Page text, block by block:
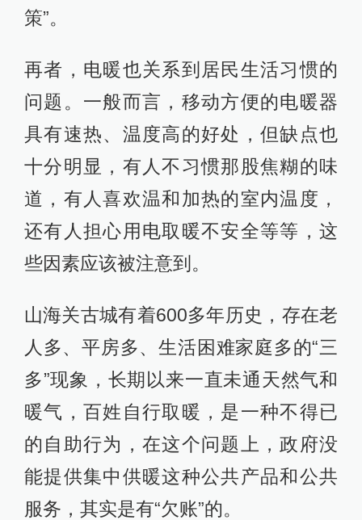
策”。
再者，电暖也关系到居民生活习惯的
问题。一般而言，移动方便的电暖器
具有速热、温度高的好处，但缺点也
十分明显，有人不习惯那股焦糊的味
道，有人喜欢温和加热的室内温度，
还有人担心用电取暖不安全等等，这
些因素应该被注意到。
山海关古城有着600多年历史，存在老
人多、平房多、生活困难家庭多的“三
多”现象，长期以来一直未通天然气和
暖气，百姓自行取暖，是一种不得已
的自助行为，在这个问题上，政府没
能提供集中供暖这种公共产品和公共
服务，其实是有“欠账”的。